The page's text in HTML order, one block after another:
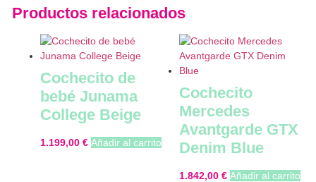
Productos relacionados
Cochecito de
bebé Junama
College Beige
1.199,00 € Añadir al carrito
Cochecito
Mercedes
Avantgarde GTX
Denim Blue
1.842,00 € Añadir al carrito